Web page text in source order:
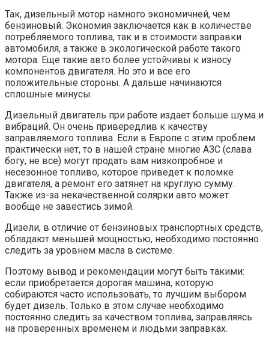
Так, дизельный мотор намного экономичней, чем
бензиновый. Экономия заключается как в количестве
потребляемого топлива, так и в стоимости заправки
автомобиля, а также в экологической работе такого
мотора. Еще такие авто более устойчивы к износу
компонентов двигателя. Но это и все его
положительные стороны. А дальше начинаются
сплошные минусы.
Дизельный двигатель при работе издает больше шума и
вибраций. Он очень привередлив к качеству
заправляемого топлива. Если в Европе с этим проблем
практически нет, то в нашей стране многие АЗС (слава
богу, не все) могут продать вам низкопробное и
несезонное топливо, которое приведет к поломке
двигателя, а ремонт его затянет на круглую сумму.
Также из-за некачественной солярки авто может
вообще не завестись зимой.
Дизели, в отличие от бензиновых транспортных средств,
обладают меньшей мощностью, необходимо постоянно
следить за уровнем масла в системе.
Поэтому вывод и рекомендации могут быть такими:
если приобретается дорогая машина, которую
собираются часто использовать, то лучшим выбором
будет дизель. Только в этом случае необходимо
постоянно следить за качеством топлива, заправляясь
на проверенных временем и людьми заправках.